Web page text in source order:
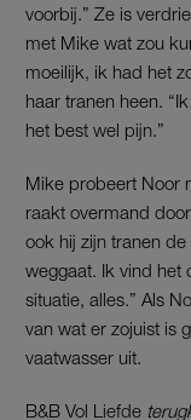
voorbij.” Ze is
met Mike wat zou
moeilijk, ik had het
haar tranen heen.
het best wel pijn.”
Mike probeert Noor
raakt overmand
ook hij zijn tranen
weggaat. Ik vind het
situatie, alles.” Als
van wat er zojuist is
vaatwasser uit.
B&B Vol Liefde